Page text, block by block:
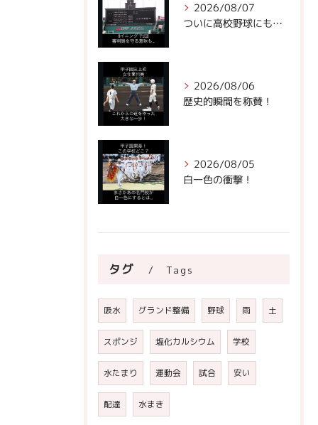
2026/08/07
ついに高校野球にもビデオ判定が！
2026/08/06
歴史的瞬間を称賛！
2026/08/05
白一色の衝撃！
タグ Tags
吸水 グランド整備 野球 雨 土
スポンジ 塩化カルシウム 学校
水たまり 運動会 試合 安い
配達 水まき